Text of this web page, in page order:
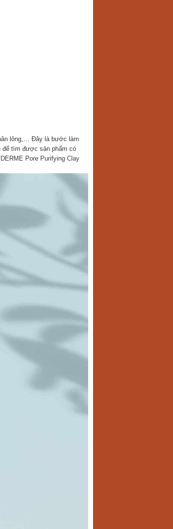
lông,… Đây là bước làm
để tìm được sản phẩm có
Pore Purifying Clay